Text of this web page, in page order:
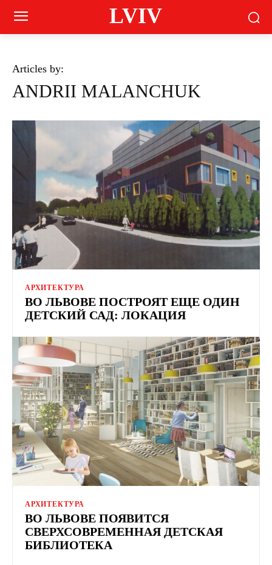
LVIV
Articles by:
ANDRII MALANCHUK
АРХИТЕКТУРА
ВО ЛЬВОВЕ ПОСТРОЯТ ЕЩЕ ОДИН
ДЕТСКИЙ САД: ЛОКАЦИЯ
АРХИТЕКТУРА
ВО ЛЬВОВЕ ПОЯВИТСЯ
СВЕРХСОВРЕМЕННАЯ ДЕТСКАЯ
БИБЛИОТЕКА